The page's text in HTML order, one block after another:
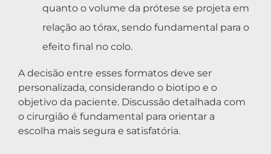
quanto o volume da prótese se projeta em
relação ao tórax, sendo fundamental para o
efeito final no colo.
A decisão entre esses formatos deve ser
personalizada, considerando o biotipo e o
objetivo da paciente. Discussão detalhada com
o cirurgião é fundamental para orientar a
escolha mais segura e satisfatória.